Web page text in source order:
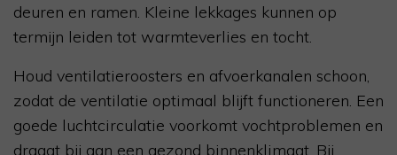
deuren en ramen. Kleine lekkages kunnen op
termijn leiden tot warmteverlies en tocht.
Houd ventilatieroosters en afvoerkanalen schoon,
zodat de ventilatie optimaal blijft functioneren. Een
goede luchtcirculatie voorkomt vochtproblemen en
draagt bij aan een gezond binnenklimaat. Bij